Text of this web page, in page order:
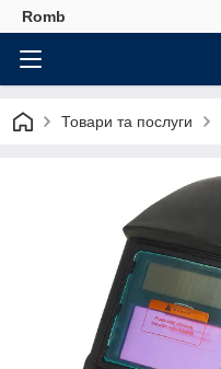
Romb
Товари та послуги